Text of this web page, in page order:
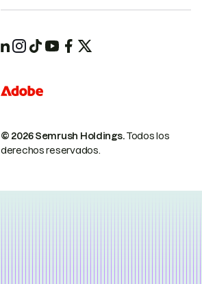
© 2026 Semrush Holdings.Todos los
derechos reservados.